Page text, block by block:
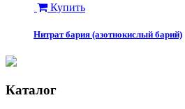
Купить
Нитрат бария (азотнокислый барий)
Каталог